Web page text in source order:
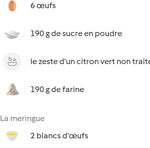
6 œufs
190 g de sucre en poudre
le zeste d'un citron vert non
190 g de farine
La meringue
2 blancs d'œufs